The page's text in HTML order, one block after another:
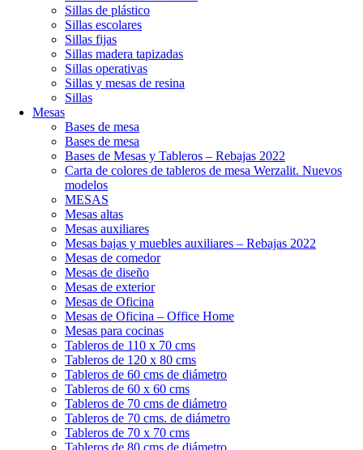
Sillas de plástico
Sillas escolares
Sillas fijas
Sillas madera tapizadas
Sillas operativas
Sillas y mesas de resina
Sillas
Mesas
Bases de mesa
Bases de mesa
Bases de Mesas y Tableros – Rebajas 2022
Carta de colores de tableros de mesa Werzalit. Nuevos
modelos
MESAS
Mesas altas
Mesas auxiliares
Mesas bajas y muebles auxiliares – Rebajas 2022
Mesas de comedor
Mesas de diseño
Mesas de exterior
Mesas de Oficina
Mesas de Oficina – Office Home
Mesas para cocinas
Tableros de 110 x 70 cms
Tableros de 120 x 80 cms
Tableros de 60 cms de diámetro
Tableros de 60 x 60 cms
Tableros de 70 cms de diámetro
Tableros de 70 cms. de diámetro
Tableros de 70 x 70 cms
Tableros de 80 cms de diámetro